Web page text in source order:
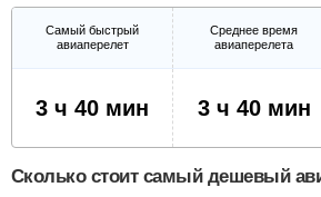
Самый быстрый
авиаперелет
Среднее время
авиаперелета
3 ч 40 мин 3 ч 40 мин
Сколько стоит самый дешевый